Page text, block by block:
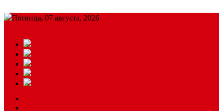
Пятница, 07 августа, 2026